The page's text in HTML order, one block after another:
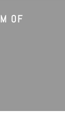
OF